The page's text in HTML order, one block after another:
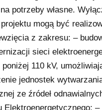
potrzeby własne.
mogą być
z zakresu: –
sieci
poniżej 110 kV,
jednostek
ze źródeł
Elektroenergetycznego; –